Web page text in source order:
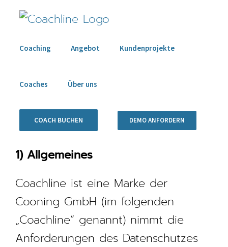
Zum
springen
Coaching Angebot Kundenprojekte
Coaches Über uns
COACH BUCHEN DEMO ANFORDERN
1) Allgemeines
Coachline ist eine Marke der
Cooning GmbH (im folgenden
„Coachline“ genannt) nimmt die
Anforderungen des Datenschutzes